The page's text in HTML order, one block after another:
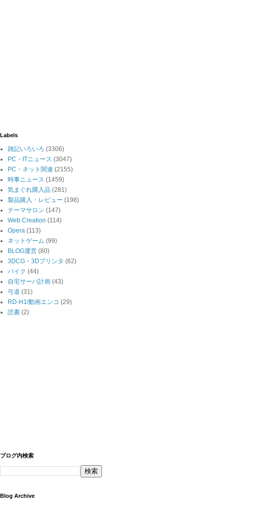
Labels
雑記いろいろ (3306)
PC・ITニュース (3047)
PC・ネット関連 (2155)
時事ニュース (1459)
気まぐれ購入品 (281)
製品購入・レビュー (198)
テーマサロン (147)
Web Creation (114)
Opera (113)
ネットゲーム (99)
BLOG運営 (80)
3DCG・3Dプリンタ (62)
バイク (44)
自宅サーバ計画 (43)
弓道 (31)
RD-H1/動画エンコ (29)
読書 (2)
ブログ内検索
Blog Archive